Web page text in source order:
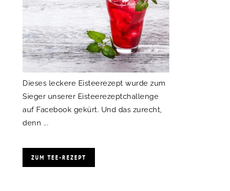
Dieses leckere Eisteerezept wurde zum
Sieger unserer Eisteerezeptchallenge
auf Facebook gekürt. Und das zurecht,
denn ...
ZUM TEE-REZEPT